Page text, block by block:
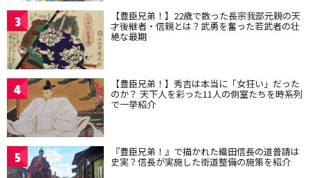
3 【豊臣兄弟！】22歳で散った長宗我部元親の天
才後継者・信親とは？武勇を奮った若武者の壮
絶な最期
4 【豊臣兄弟！】秀吉は本当に「女狂い」だった
のか？ 天下人を彩った11人の側室たちを時系列
で一挙紹介
5 『豊臣兄弟！』で描かれた織田信長の道普請は
史実？信長が実施した街道整備の施策を紹介